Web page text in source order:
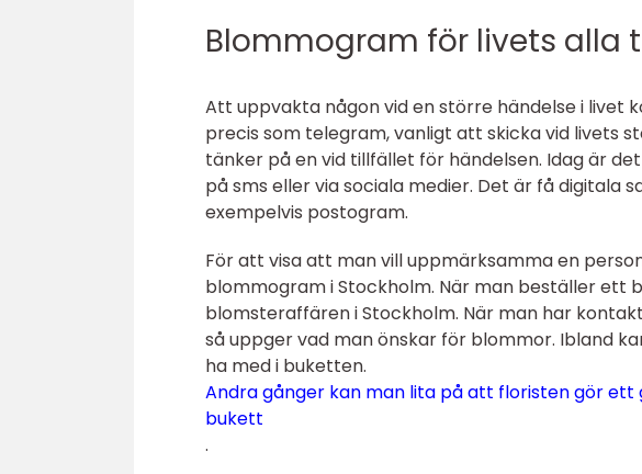
Blommogram för livets alla
Att uppvakta någon vid en större händelse i livet
precis som telegram, vanligt att skicka vid livets
tänker på en vid tillfället för händelsen. Idag är
på sms eller via sociala medier. Det är få digitala
exempelvis postogram.
För att visa att man vill uppmärksamma en
blommogram i Stockholm. När man beställer
blomsteraffären i Stockholm. När man har
så uppger vad man önskar för blommor. Ibland
ha med i buketten.
Andra gånger kan man lita på att floristen gör
bukett
.